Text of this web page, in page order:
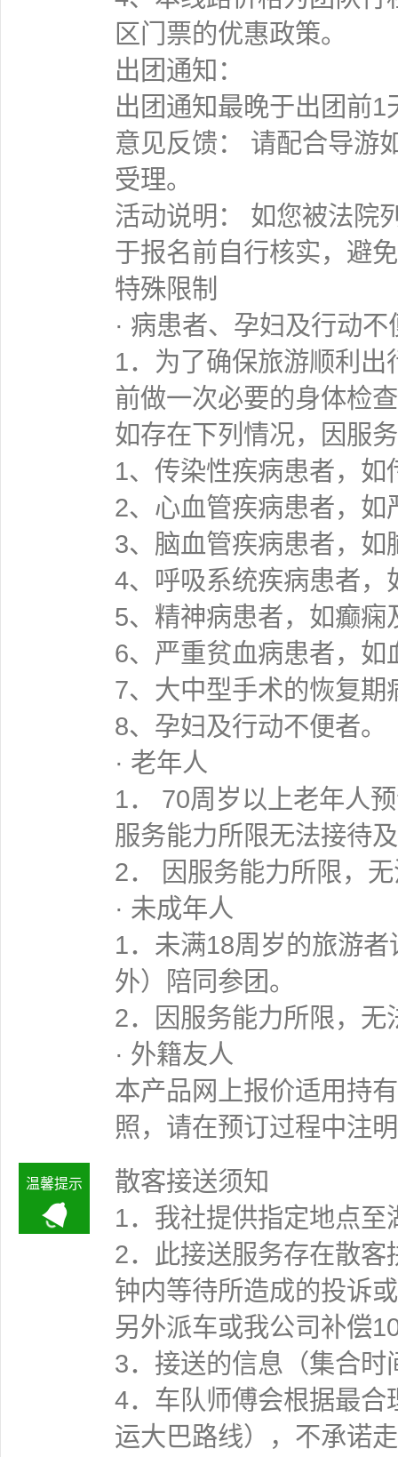
区门票的优惠政策。
出团通知：
出团通知最晚于出团前
意见反馈： 请配合导游
受理。
活动说明： 如您被法院
于报名前自行核实，避
特殊限制
· 病患者、孕妇及行动不
1．为了确保旅游顺利
前做一次必要的身体检
如存在下列情况，因服
1、传染性疾病患者，
2、心血管疾病患者，
3、脑血管疾病患者，
4、呼吸系统疾病患者
5、精神病患者，如癫痫
6、严重贫血病患者，
7、大中型手术的恢复期
8、孕妇及行动不便者。
· 老年人
1． 70周岁以上老年人
服务能力所限无法接待
2． 因服务能力所限，
· 未成年人
1．未满18周岁的旅游
外）陪同参团。
2．因服务能力所限，
· 外籍友人
本产品网上报价适用持
照，请在预订过程中注
温馨提示
散客接送须知
1．我社提供指定地点
2．此接送服务存在散
钟内等待所造成的投诉
另外派车或我公司补偿
3．接送的信息（集合
4．车队师傅会根据最
运大巴路线），不承诺